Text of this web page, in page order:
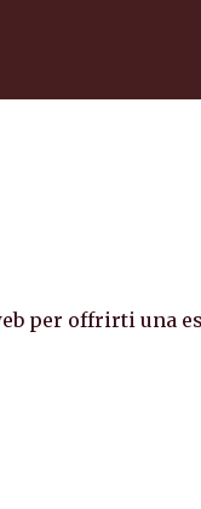
per offrirti una